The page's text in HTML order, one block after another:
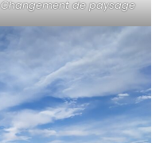
Changement de paysage